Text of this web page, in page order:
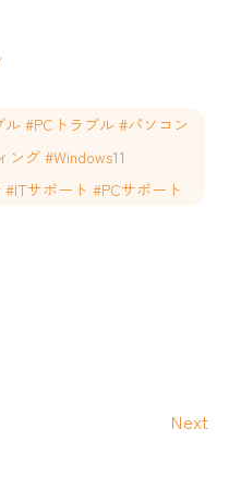
#PCトラブル #パソコン
ング #Windows11
サポート #PCサポート
Next